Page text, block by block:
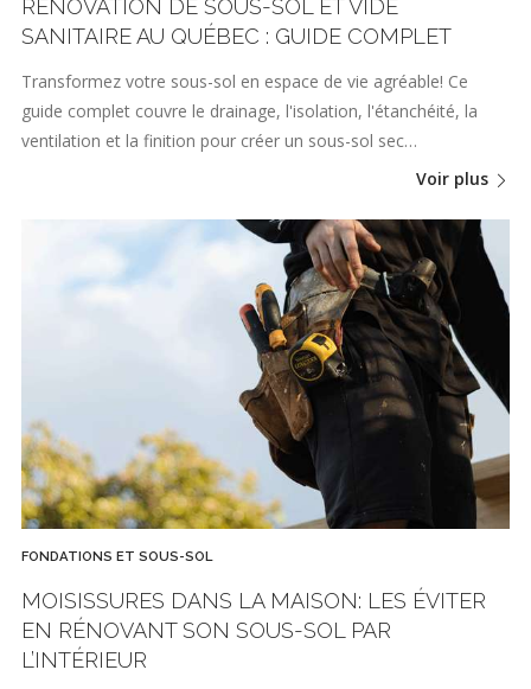
RÉNOVATION DE SOUS-SOL ET VIDE
SANITAIRE AU QUÉBEC : GUIDE COMPLET
Transformez votre sous-sol en espace de vie agréable! Ce
guide complet couvre le drainage, l'isolation, l'étanchéité, la
ventilation et la finition pour créer un sous-sol sec…
Voir plus
FONDATIONS ET SOUS-SOL
MOISISSURES DANS LA MAISON: LES ÉVITER
EN RÉNOVANT SON SOUS-SOL PAR
L’INTÉRIEUR